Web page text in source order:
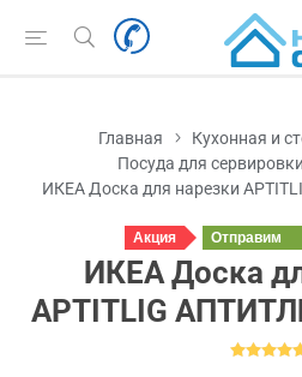
Главная
Кухонная и
Посуда для сервировки
ИКЕА Доска для нарезки
Акция
Отправим
завтра
ИКЕА Доска
APTITLIG